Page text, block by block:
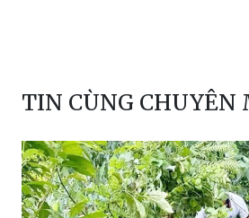
TIN CÙNG CHUYÊN